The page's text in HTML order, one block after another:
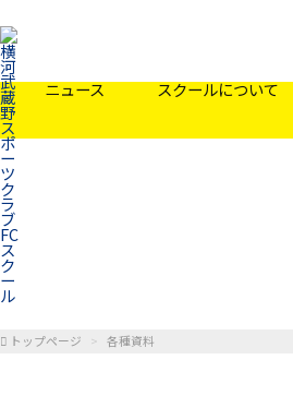
ニュース スクールについて
トップページ 各種資料